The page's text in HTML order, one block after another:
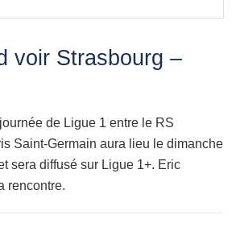
voir Strasbourg –
de Ligue 1 entre le RS
Saint-Germain aura lieu le dimanche
sera diffusé sur Ligue 1+. Eric
rencontre.